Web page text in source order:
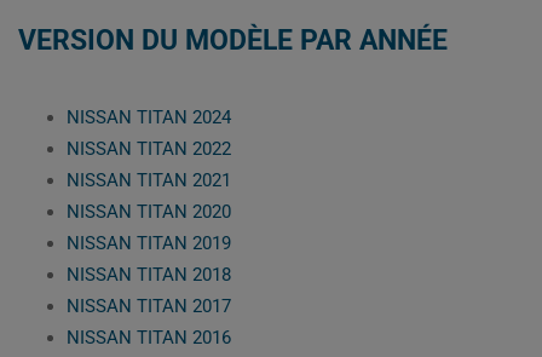
VERSION DU MODÈLE PAR ANNÉE
NISSAN TITAN 2024
NISSAN TITAN 2022
NISSAN TITAN 2021
NISSAN TITAN 2020
NISSAN TITAN 2019
NISSAN TITAN 2018
NISSAN TITAN 2017
NISSAN TITAN 2016